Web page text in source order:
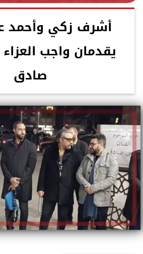
أشرف زكي وأحمد
يقدمان واجب
صادق